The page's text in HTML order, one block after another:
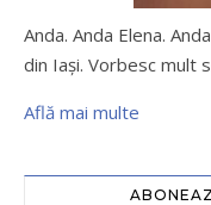
Anda. Anda Elena.
din Iaşi. Vorbesc mult
Află mai multe